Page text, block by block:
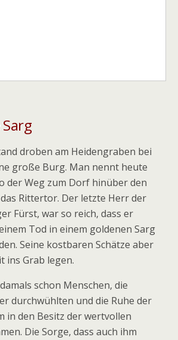
droben am Heidengraben bei
große Burg. Man nennt heute
der Weg zum Dorf hinüber den
Rittertor. Der letzte Herr der
Fürst, war so reich, dass er
Tod in einem goldenen Sarg
Seine kostbaren Schätze aber
ins Grab legen.
schon Menschen, die
durchwühlten und die Ruhe der
in den Besitz der wertvollen
Die Sorge, dass auch ihm